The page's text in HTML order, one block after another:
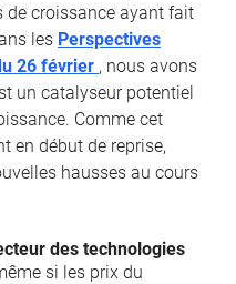
de croissance ayant fait
les Perspectives
26 février , nous avons
un catalyseur potentiel
Comme cet
en début de reprise,
hausses au cours
des technologies
si les prix du